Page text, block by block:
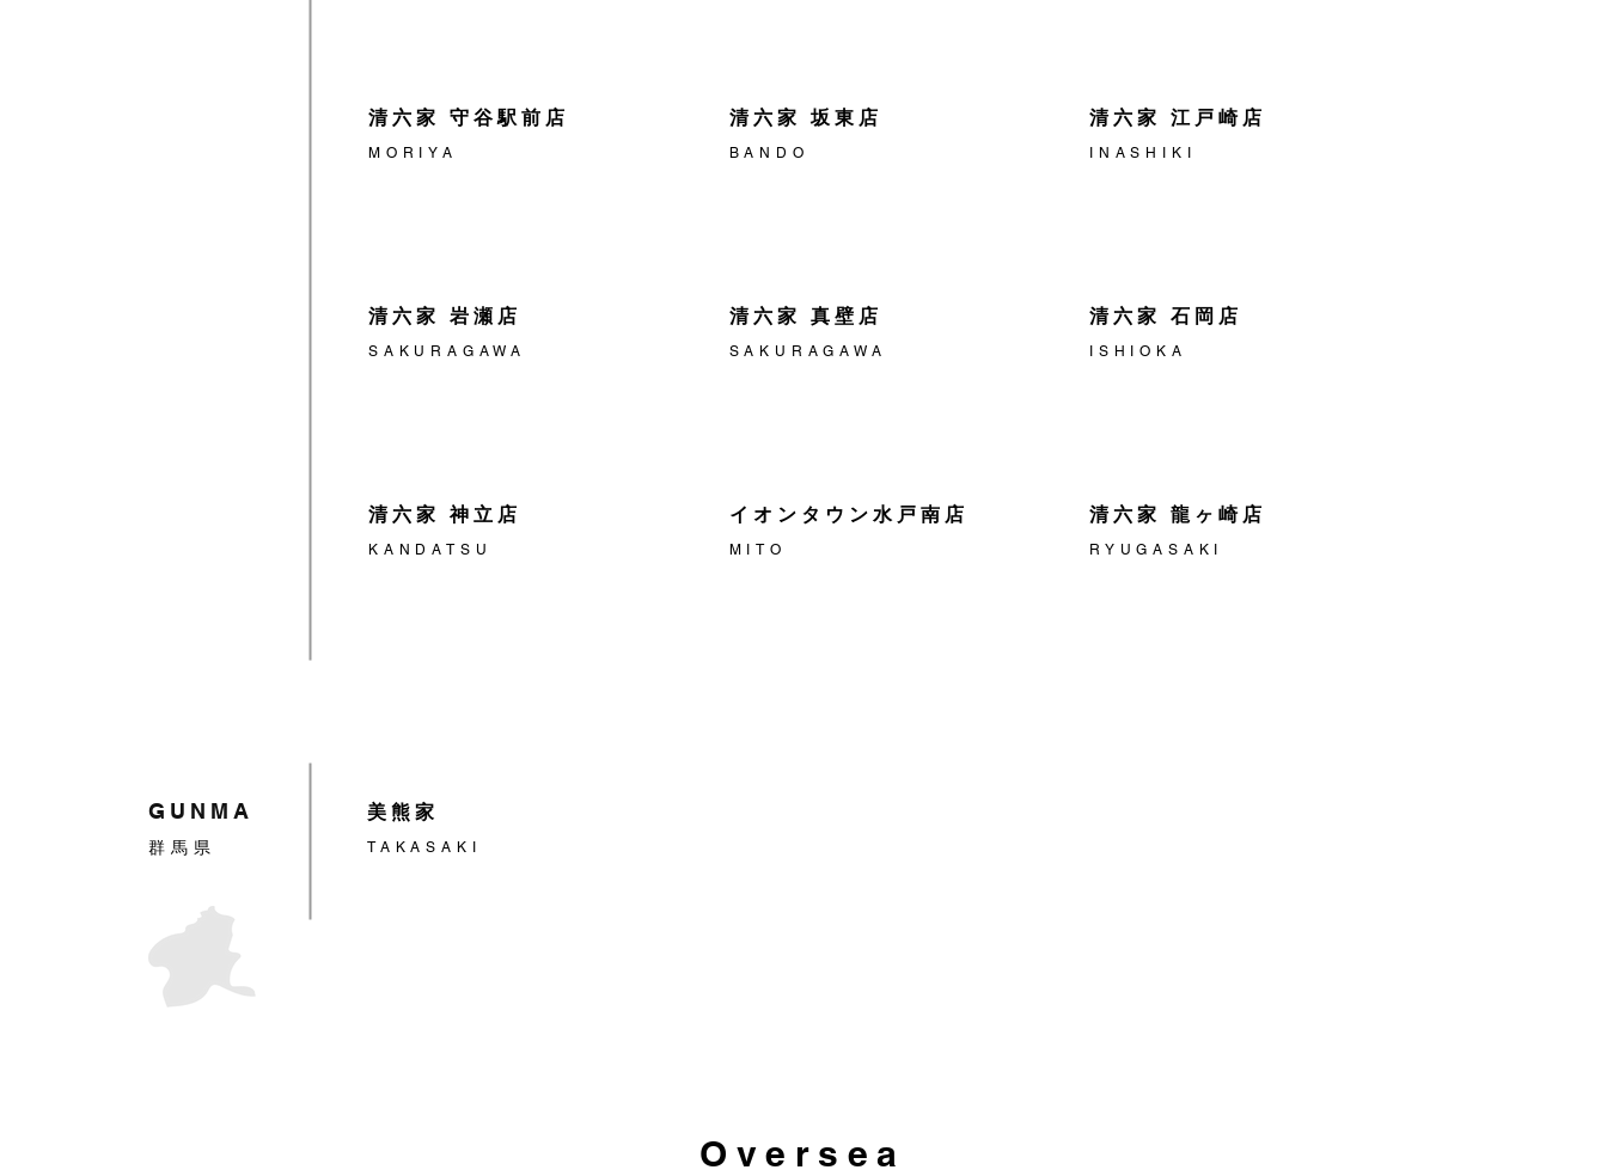
清六家 守谷駅前店
MORIYA
清六家 岩瀬店
SAKURAGAWA
清六家 神立店
KANDATSU
清六家 坂東店
BANDO
清六家 真壁店
SAKURAGAWA
イオンタウン水戸南店
MITO
清六家 江戸崎店
INASHIKI
清六家 石岡店
ISHIOKA
清六家 龍ヶ崎店
RYUGASAKI
GUNMA
群馬県
美熊家
TAKASAKI
Oversea